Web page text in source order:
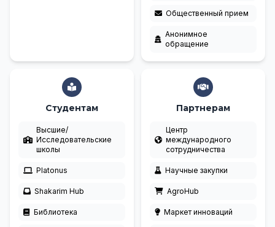
Общественный прием
Анонимное
обращение
Студентам
Высшие/
Исследовательские
школы
Platonus
Shakarim Hub
Библиотека
Партнерам
Центр
международного
сотрудничества
Научные закупки
AgroHub
Маркет инноваций